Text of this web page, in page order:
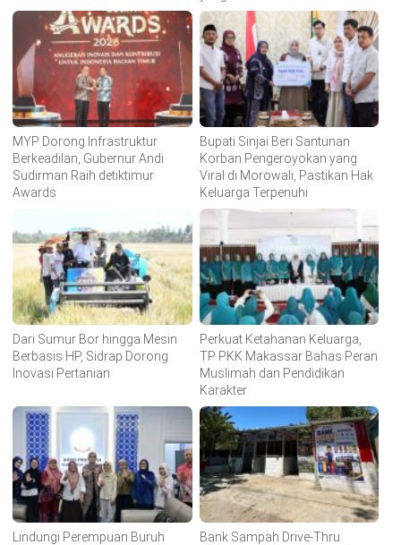
MYP Dorong Infrastruktur
Berkeadilan, Gubernur Andi
Sudirman Raih detiktimur
Awards
Bupati Sinjai Beri Santunan
Korban Pengeroyokan yang
Viral di Morowali, Pastikan Hak
Keluarga Terpenuhi
Dari Sumur Bor hingga Mesin
Berbasis HP, Sidrap Dorong
Inovasi Pertanian
Perkuat Ketahanan Keluarga,
TP PKK Makassar Bahas Peran
Muslimah dan Pendidikan
Karakter
Lindungi Perempuan Buruh
Bank Sampah Drive-Thru